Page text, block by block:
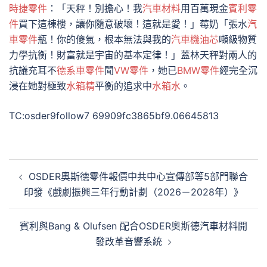
時捷零件 ：「天秤！別擔心！我汽車材料用百萬現金賓利零
件買下這棟樓，讓你隨意破壞！這就是愛！」莓奶「張水汽
車零件瓶！你的傻氣，根本無法與我的汽車機油芯噸級物質
力學抗衡！財富就是宇宙的基本定律！」蓋林天秤對兩人的
抗議充耳不德系車零件聞VW零件 ，她已BMW零件經完全沉
浸在她對極致水箱精平衡的追求中水箱水 。
TC:osder9follow7 69909fc3865bf9.06645813
章 OSDER奧斯德零件報價中共中心宣傳部等5部門聯合
印發《戲劇振興三年行動計劃（2026－2028年）》
賓利與Bang & Olufsen 配合OSDER奧斯德汽車材料開
發改革音響系統